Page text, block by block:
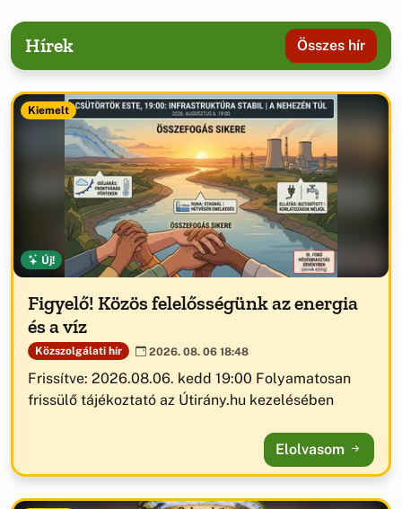
Hírek Összes hír
Kiemelt
Új!
Figyelő! Közös felelősségünk az energia
és a víz
Közszolgálati hír 2026. 08. 06 18:48
Frissítve: 2026.08.06. kedd 19:00 Folyamatosan
frissülő tájékoztató az Útirány.hu kezelésében
Elolvasom